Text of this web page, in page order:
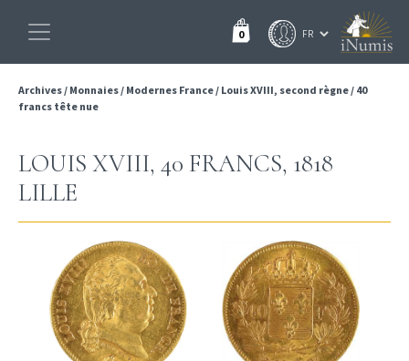
0
Archives/ Monnaies/ Modernes France/ Louis XVIII, second règne/ 40
francs tête nue
LOUIS XVIII, 40 FRANCS, 1818
LILLE